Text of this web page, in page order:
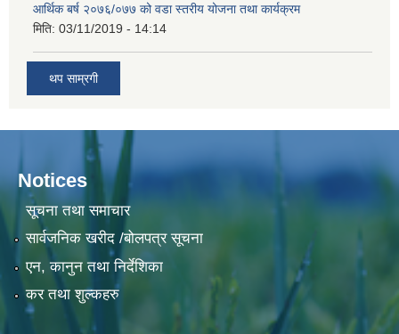
आर्थिक बर्ष २०७६/०७७ को वडा स्तरीय योजना तथा कार्यक्रम
मिति: 03/11/2019 - 14:14
थप साम्रगी
Notices
सूचना तथा समाचार
सार्वजनिक खरीद /बोलपत्र सूचना
एन, कानुन तथा निर्देशिका
कर तथा शुल्कहरु